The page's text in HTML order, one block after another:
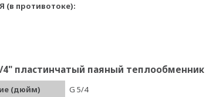
противотоке):
4" пластинчатый паяный теплообменник
(дюйм)
G 5/4